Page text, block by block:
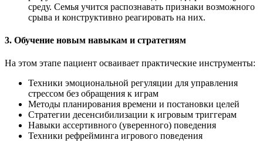
среду. Семья учится распознавать признаки возможного
срыва и конструктивно реагировать на них.
3. Обучение новым навыкам и стратегиям
На этом этапе пациент осваивает практические инструменты:
Техники эмоциональной регуляции для управления
стрессом без обращения к играм
Методы планирования времени и постановки целей
Стратегии десенсибилизации к игровым триггерам
Навыки ассертивного (уверенного) поведения
Техники рефрейминга игрового поведения